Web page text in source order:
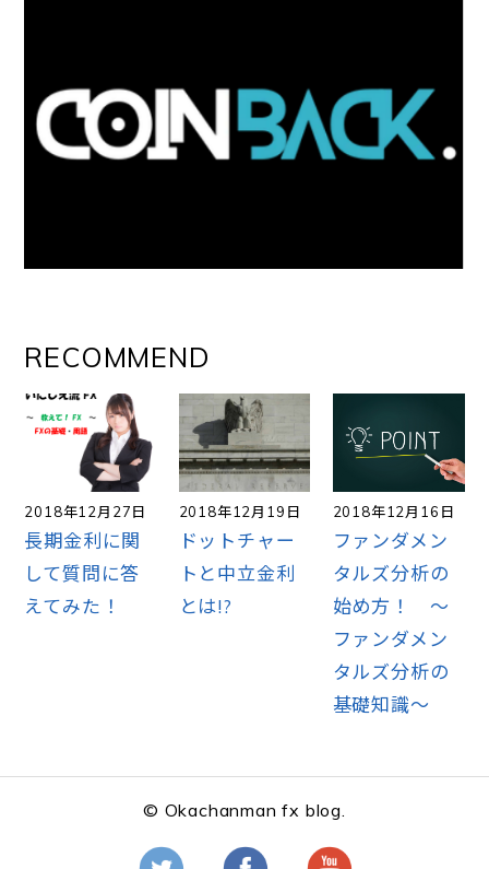
RECOMMEND
2018年12月27日
長期金利に関
して質問に答
えてみた！
2018年12月19日
ドットチャー
トと中立金利
とは!?
2018年12月16日
ファンダメン
タルズ分析の
始め方！ ～
ファンダメン
タルズ分析の
基礎知識～
© Okachanman fx blog.